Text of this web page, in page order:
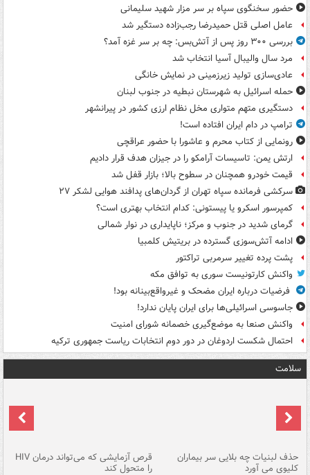
حضور سخنگوی سپاه بر سر مزار شهید سلیمانی
عامل اصلی قتل حمیدرضا رجب‌زاده دستگیر شد
بررسی ۳۰۰ روز پس از آتش‌بس: چه بر سر غزه آمد؟
مرد سال والیبال آسیا انتخاب شد
عادی‌سازی تولید زیرزمینی در نمایش خانگی
حمله اسرائیل به شهرستان نبطیه در جنوب لبنان
دستگیری متهم متواری مخل نظام ارزی کشور در پیرانشهر
ترامپ در دام ایران افتاده است!
رونمایی از کتاب محرم و عاشورا با حضور عراقچی
ارتش یمن: تاسیسات آرامکو را در جیزان هدف قرار دادیم
قیمت خودرو همچنان در سطوح بالا؛ بازار قفل شد
سرکشی فرمانده سپاه تهران از گردان‌های پدافند هوایی لشکر ۲۷
کمپرسور اسکرو یا پیستونی: کدام انتخاب بهتری است؟
گرمای شدید در جنوب و مرکز؛ ناپایداری در نوار شمالی
ادامه آتش‌سوزی گسترده در بریتیش کلمبیا
پشت پرده تغییر سرمربی تراکتور
واکنش کارتونیست سوری به توافق مکه
فرضیات درباره ایران مضحک و غیرواقع‌بینانه بود!
جاسوسی اسرائیلی‌ها برای ایران پایان ندارد!
واکنش صنعا به موضع‌گیری خصمانه شورای امنیت
احتمال شکست اردوغان در دور دوم انتخابات ریاست جمهوری ترکیه
سلامت
حذف لبنیات چه بلایی سر بیماران
کلیوی می آورد
قرص آزمایشی که می‌تواند درمان HIV
را متحول کند